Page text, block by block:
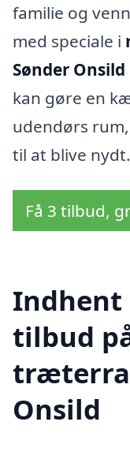
familie og
med speciale i
Sønder Onsild
kan gøre en
udendørs
til at blive nydt.
Få 3 tilbud,
Indhent
tilbud
Onsild